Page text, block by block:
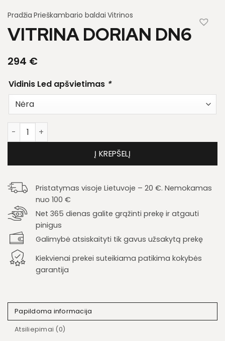
Pradžia Prieškambario baldai Vitrinos
VITRINA DORIAN DN6
294 €
Vidinis Led apšvietimas *
produkto kiekis: Vitrina Dorian DN6
Į KREPŠELĮ
Pristatymas visoje Lietuvoje – 20 €. Nemokamas
nuo 100 €
Net 365 dienas galite grąžinti prekę ir atgauti
pinigus
Galimybė atsiskaityti tik gavus užsakytą prekę
Kiekvienai prekei suteikiama patikima kokybės
garantija
Papildoma informacija
Atsiliepimai (0)